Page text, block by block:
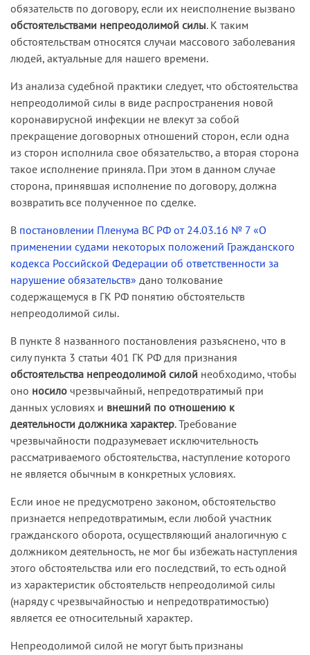
обязательств по договору, если их неисполнение вызвано
обстоятельствами непреодолимой силы. К таким
обстоятельствам относятся случаи массового заболевания
людей, актуальные для нашего времени.
Из анализа судебной практики следует, что обстоятельства
непреодолимой силы в виде распространения новой
коронавирусной инфекции не влекут за собой
прекращение договорных отношений сторон, если одна
из сторон исполнила свое обязательство, а вторая сторона
такое исполнение приняла. При этом в данном случае
сторона, принявшая исполнение по договору, должна
возвратить все полученное по сделке.
В постановлении Пленума ВС РФ от 24.03.16 № 7 «О
применении судами некоторых положений Гражданского
кодекса Российской Федерации об ответственности за
нарушение обязательств» дано толкование
содержащемуся в ГК РФ понятию обстоятельств
непреодолимой силы.
В пункте 8 названного постановления разъяснено, что в
силу пункта 3 статьи 401 ГК РФ для признания
обстоятельства непреодолимой силой необходимо, чтобы
оно носило чрезвычайный, непредотвратимый при
данных условиях и внешний по отношению к
деятельности должника характер. Требование
чрезвычайности подразумевает исключительность
рассматриваемого обстоятельства, наступление которого
не является обычным в конкретных условиях.
Если иное не предусмотрено законом, обстоятельство
признается непредотвратимым, если любой участник
гражданского оборота, осуществляющий аналогичную с
должником деятельность, не мог бы избежать наступления
этого обстоятельства или его последствий, то есть одной
из характеристик обстоятельств непреодолимой силы
(наряду с чрезвычайностью и непредотвратимостью)
является ее относительный характер.
Непреодолимой силой не могут быть признаны